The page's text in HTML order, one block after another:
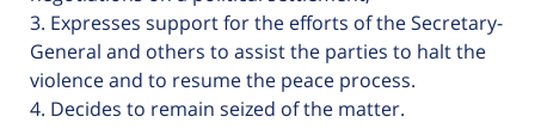
3. Expresses support for the efforts of the Secretary-
General and others to assist the parties to halt the
violence and to resume the peace process.
4. Decides to remain seized of the matter.